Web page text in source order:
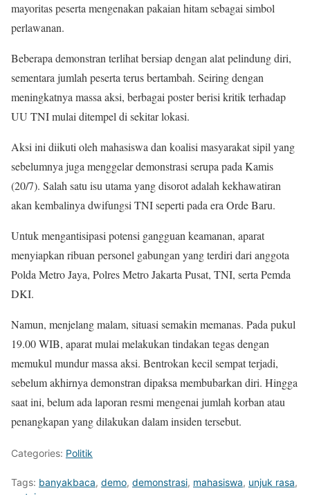
mayoritas peserta mengenakan pakaian hitam sebagai simbol
perlawanan.
Beberapa demonstran terlihat bersiap dengan alat pelindung diri,
sementara jumlah peserta terus bertambah. Seiring dengan
meningkatnya massa aksi, berbagai poster berisi kritik terhadap
UU TNI mulai ditempel di sekitar lokasi.
Aksi ini diikuti oleh mahasiswa dan koalisi masyarakat sipil yang
sebelumnya juga menggelar demonstrasi serupa pada Kamis
(20/7). Salah satu isu utama yang disorot adalah kekhawatiran
akan kembalinya dwifungsi TNI seperti pada era Orde Baru.
Untuk mengantisipasi potensi gangguan keamanan, aparat
menyiapkan ribuan personel gabungan yang terdiri dari anggota
Polda Metro Jaya, Polres Metro Jakarta Pusat, TNI, serta Pemda
DKI.
Namun, menjelang malam, situasi semakin memanas. Pada pukul
19.00 WIB, aparat mulai melakukan tindakan tegas dengan
memukul mundur massa aksi. Bentrokan kecil sempat terjadi,
sebelum akhirnya demonstran dipaksa membubarkan diri. Hingga
saat ini, belum ada laporan resmi mengenai jumlah korban atau
penangkapan yang dilakukan dalam insiden tersebut.
Categories: Politik
Tags: banyakbaca, demo, demonstrasi, mahasiswa, unjuk rasa,